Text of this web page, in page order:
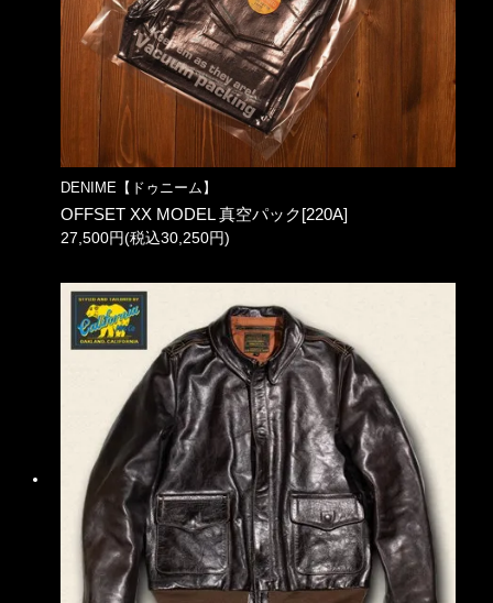
DENIME【ドゥニーム】
OFFSET XX MODEL 真空パック[220A]
27,500円(税込30,250円)